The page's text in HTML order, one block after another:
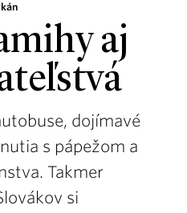
aj
dojímavé
s pápežom a
Takmer
si